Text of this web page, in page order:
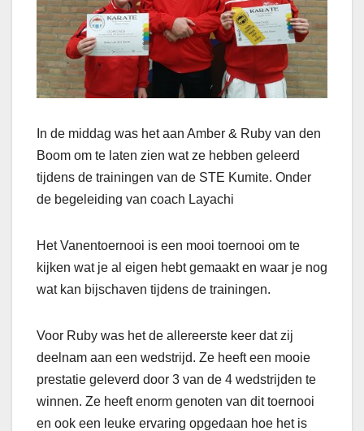
In de middag was het aan Amber & Ruby van den
Boom om te laten zien wat ze hebben geleerd
tijdens de trainingen van de STE Kumite. Onder
de begeleiding van coach Layachi
Het Vanentoernooi is een mooi toernooi om te
kijken wat je al eigen hebt gemaakt en waar je nog
wat kan bijschaven tijdens de trainingen.
Voor Ruby was het de allereerste keer dat zij
deelnam aan een wedstrijd. Ze heeft een mooie
prestatie geleverd door 3 van de 4 wedstrijden te
winnen. Ze heeft enorm genoten van dit toernooi
en ook een leuke ervaring opgedaan hoe het is